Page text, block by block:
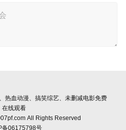
热血动漫、搞笑综艺、未删减电影免费
在线观看
All Rights Reserved
备06175798号